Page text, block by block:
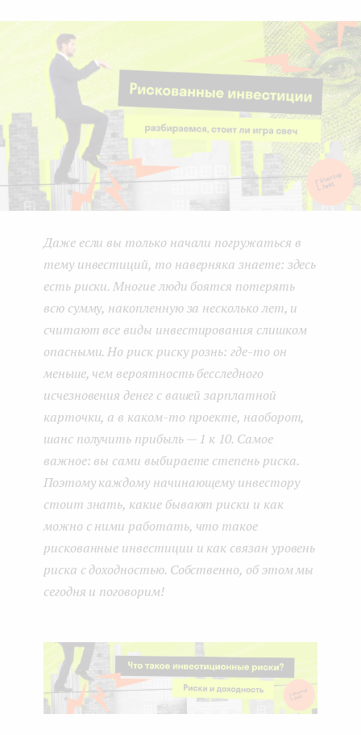
e
n
Даже если вы только начали погружаться в
тему инвестиций, то наверняка знаете: здесь
есть риски. Многие люди боятся потерять
всю сумму, накопленную за несколько лет, и
считают все виды инвестирования слишком
опасными. Но риск риску рознь: где-то он
меньше, чем вероятность бесследного
исчезновения денег с вашей зарплатной
карточки, а в каком-то проекте, наоборот,
шанс получить прибыль — 1 к 10. Самое
важное: вы сами выбираете степень риска.
Поэтому каждому начинающему инвестору
стоит знать, какие бывают риски и как
можно с ними работать, что такое
рискованные инвестиции и как связан уровень
риска с доходностью. Собственно, об этом мы
сегодня и поговорим!